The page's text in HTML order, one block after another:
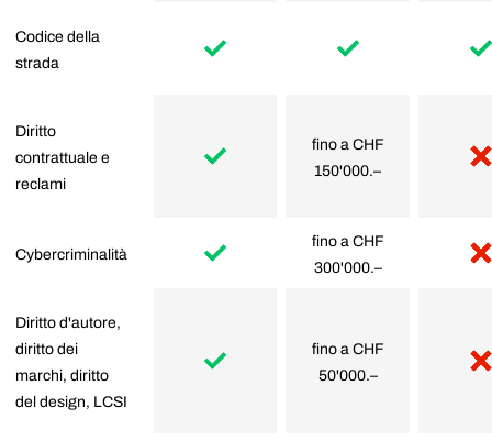
Codice della
strada
Diritto
contrattuale e
reclami
fino a CHF
150'000.–
Cybercriminalità
fino a CHF
300'000.–
Diritto d'autore,
diritto dei
marchi, diritto
del design, LCSI
fino a CHF
50'000.–